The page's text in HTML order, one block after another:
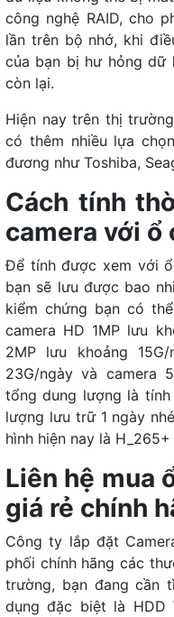
công nghệ RAID, cho
lần trên bộ nhớ, khi
của bạn bị hư hỏng dữ
còn lại.
Hiện nay trên thị
có thêm nhiều lựa
đương như Toshiba,
Cách tính
camera với ổ
Để tính được xem với
bạn sẽ lưu được bao
kiểm chứng bạn có
camera HD 1MP lưu
2MP lưu khoảng
23G/ngày và camera
tổng dung lượng là
lượng lưu trữ 1 ngày
hình hiện nay là
Liên hệ mua
giá rẻ chính
Công ty lắp đặt
phối chính hãng các
trường, bạn đang cần
dụng đặc biệt là HDD